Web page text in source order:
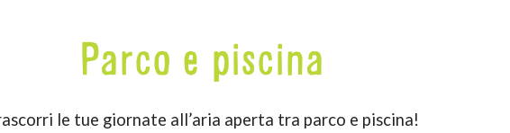
Parco e piscina
le tue giornate all’aria aperta tra parco e piscina!